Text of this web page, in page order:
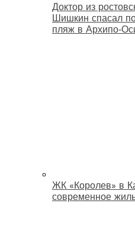
Доктор из
Шишкин спасал
пляж в
ЖК «Королев» в
современное